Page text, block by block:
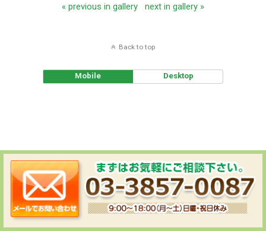
« previous in gallery next in gallery »
Back to top
Mobile Desktop